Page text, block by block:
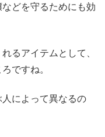
どを守るためにも効
るアイテムとして、
ですね。
によって異なるの